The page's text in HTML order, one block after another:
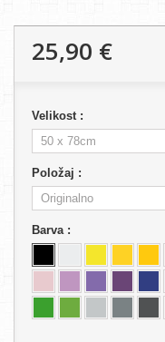
25,90 €
Velikost :
Položaj :
Barva :